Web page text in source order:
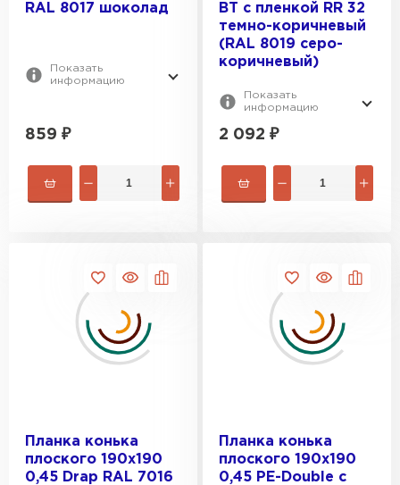
RAL 8017 шоколад
Показать
информацию
859 ₽
BT с пленкой RR 32
темно-коричневый
(RAL 8019 серо-
коричневый)
Показать
информацию
2 092 ₽
Планка конька
плоского 190х190
0,45 Drap RAL 7016
Планка конька
плоского 190х190
0,45 PE-Double с
Профилированный лист